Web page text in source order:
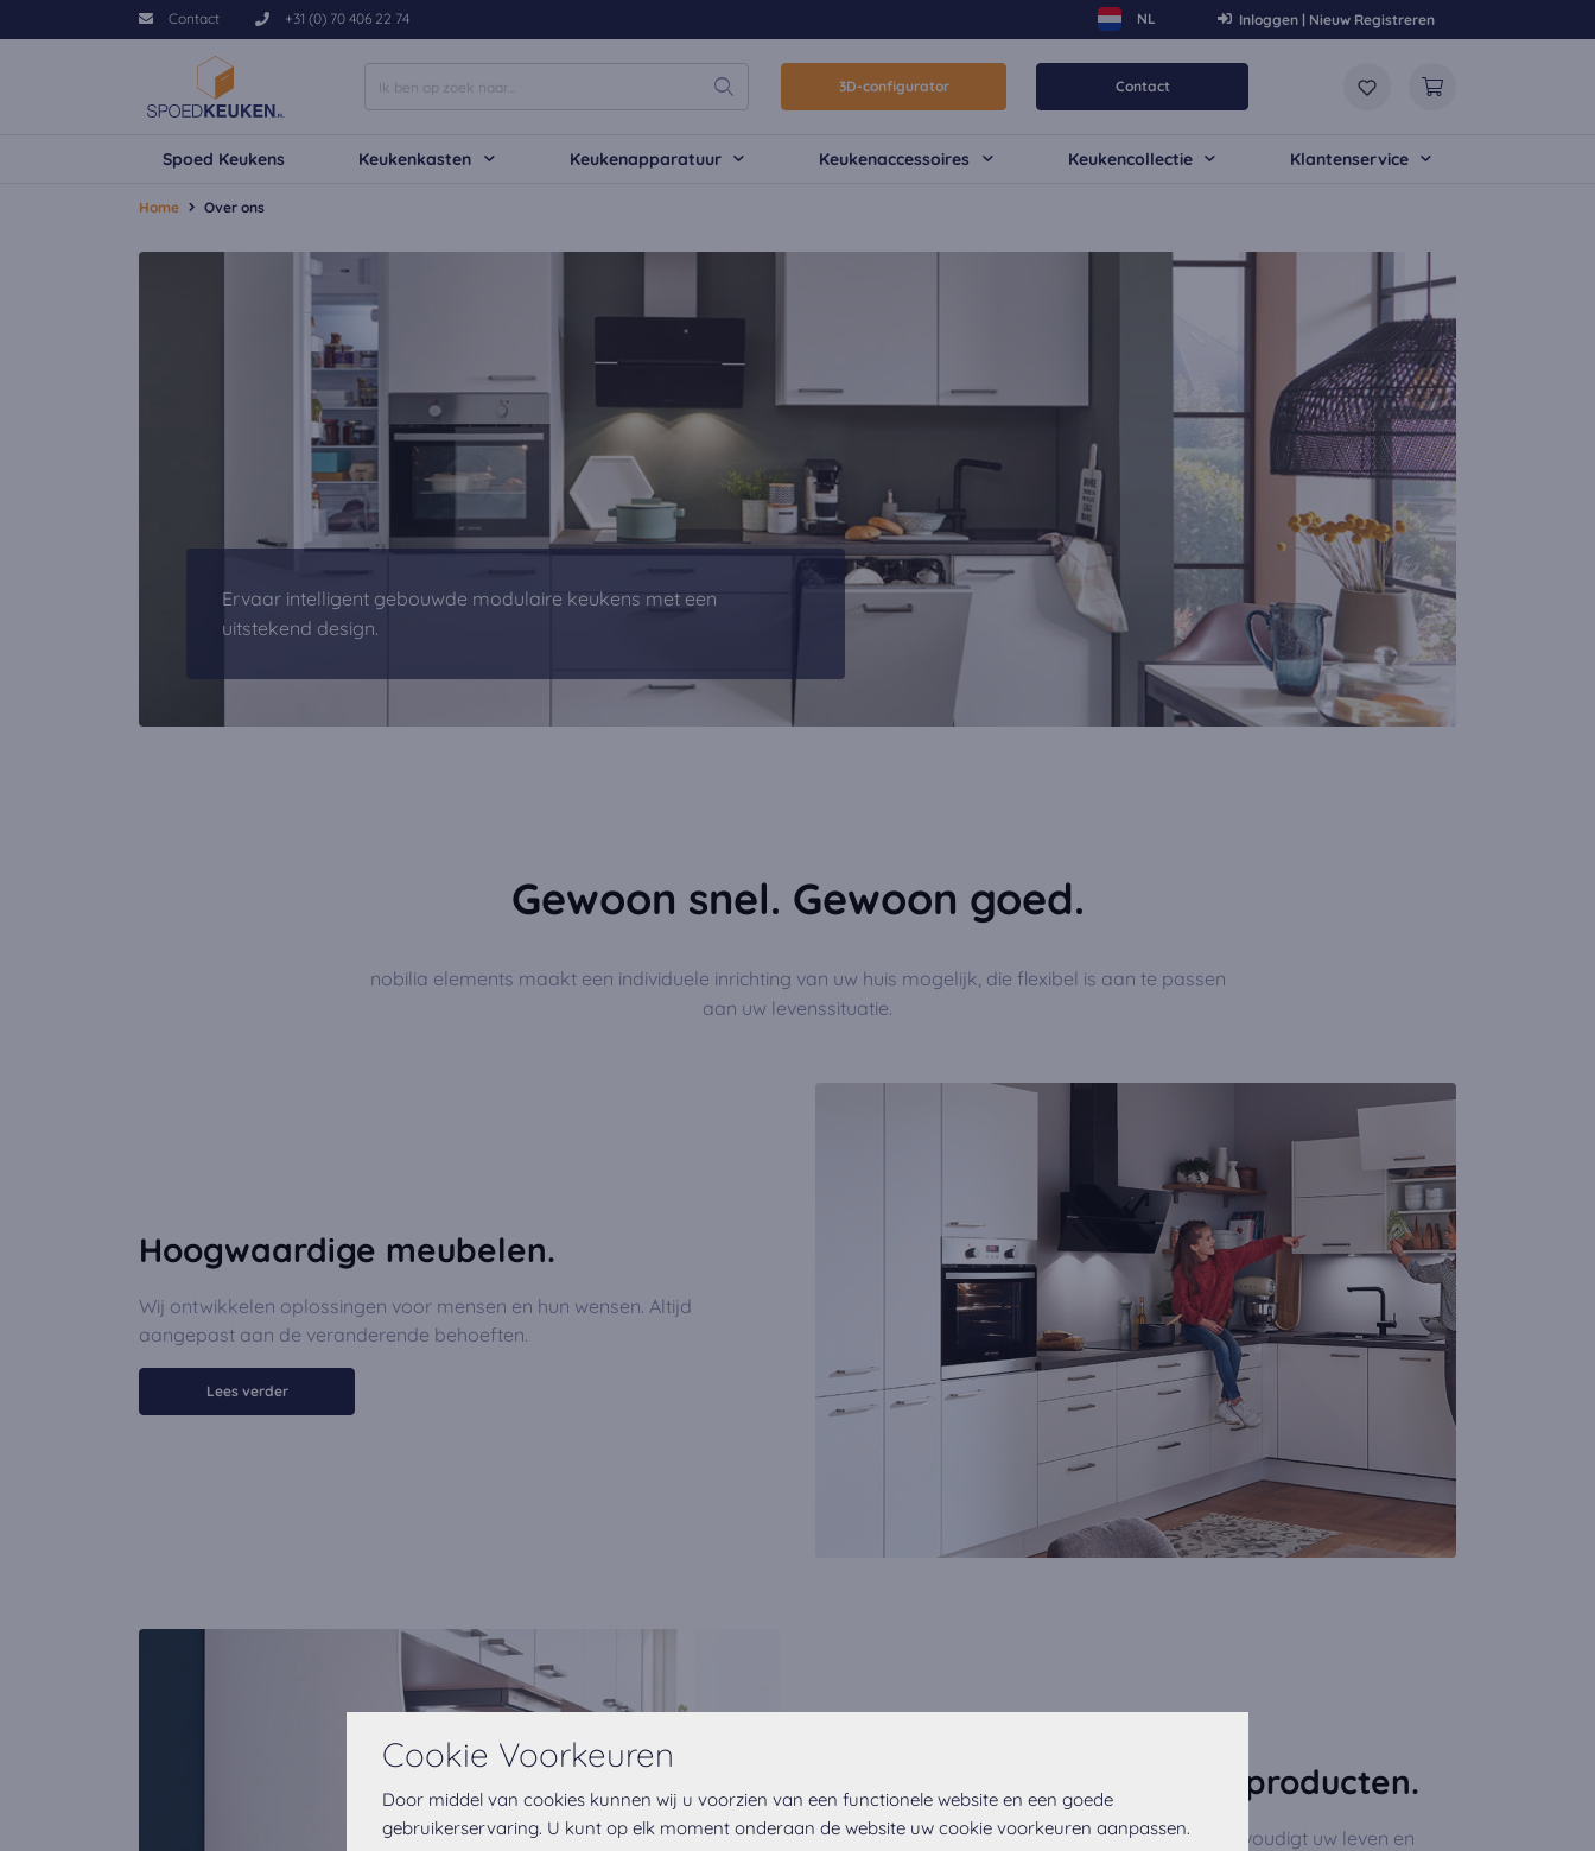
Cookie Voorkeuren
Door middel van cookies kunnen wij u voorzien van een functionele website en een goede
gebruikerservaring. U kunt op elk moment onderaan de website uw cookie voorkeuren aanpassen.
Contact +31 (0) 70 406 22 74 Inloggen | Nieuw Registreren
3D-configurator Contact
Spoed Keukens Keukenkasten Keukenapparatuur Keukenaccessoires Keukencollectie Klantenservice
Home Over ons
Ervaar intelligent gebouwde modulaire keukens met een
uitstekend design.
Gewoon snel. Gewoon goed.
nobilia elements maakt een individuele inrichting van uw huis mogelijk, die flexibel is aan te passen
aan uw levenssituatie.
Hoogwaardige meubelen.
Wij ontwikkelen oplossingen voor mensen en hun wensen. Altijd
aangepast aan de veranderende behoeften.
Lees verder
De duurzaamheid van zijn producten.
Ons innovatieve nobilia elements-concept vereenvoudigt uw leven en